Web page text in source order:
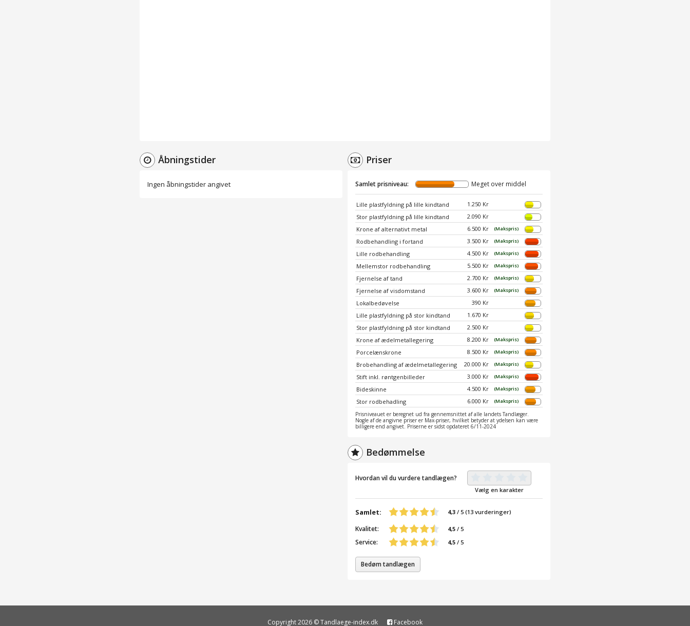
Åbningstider
Ingen åbningstider angivet
Priser
Samlet prisniveau: Meget over middel
Lille plastfyldning på lille kindtand
1.250 Kr
Stor plastfyldning på lille kindtand
2.090 Kr
Krone af alternativt metal
6.500 Kr (Makspris)
Rodbehandling i fortand 3.500 Kr (Makspris)
Lille rodbehandling 4.500 Kr (Makspris)
Mellemstor rodbehandling 5.500 Kr (Makspris)
Fjernelse af tand 2.700 Kr (Makspris)
Fjernelse af visdomstand 3.600 Kr (Makspris)
Lokalbedøvelse
390 Kr
Lille plastfyldning på stor kindtand
1.670 Kr
Stor plastfyldning på stor kindtand
2.500 Kr
Krone af ædelmetallegering
8.200 Kr (Makspris)
Porcelænskrone 8.500 Kr (Makspris)
Brobehandling af ædelmetallegering 20.000 Kr (Makspris)
Stift inkl. røntgenbilleder 3.000 Kr (Makspris)
Bideskinne 4.500 Kr (Makspris)
Stor rodbehadling 6.000 Kr (Makspris)
Prisniveauet er beregnet ud fra gennemsnittet af alle landets Tandlæger.
Nogle af de angivne priser er Max-priser, hvilket betyder at ydelsen kan være
billigere end angivet. Priserne er sidst opdateret 6/11-2024
Bedømmelse
Hvordan vil du vurdere tandlægen?
Vælg en karakter
Samlet: 4,3 / 5 (13 vurderinger)
Kvalitet: 4,5 / 5
Service: 4,5 / 5
Bedøm tandlægen
Copyright 2026 © Tandlaege-index.dk Facebook